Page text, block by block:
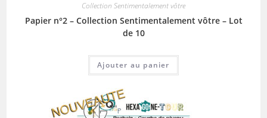
Collection Sentimentalement vôtre
Papier n°2 – Collection Sentimentalement vôtre – Lot
de 10
Ajouter au panier